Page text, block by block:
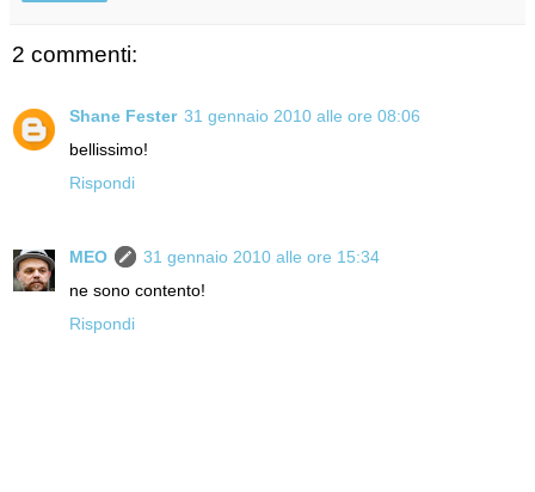
2 commenti:
Shane Fester 31 gennaio 2010 alle ore 08:06
bellissimo!
Rispondi
MEO
31 gennaio 2010 alle ore 15:34
ne sono contento!
Rispondi